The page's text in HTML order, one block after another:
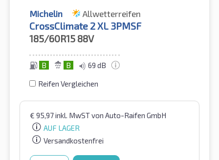
Michelin Allwetterreifen
CrossClimate 2 XL 3PMSF
185/60R15 88V
B B 69 dB
Reifen Vergleichen
€ 95,97inkl. MwSTvon Auto-Raifen GmbH
AUF LAGER
Versandkostenfrei